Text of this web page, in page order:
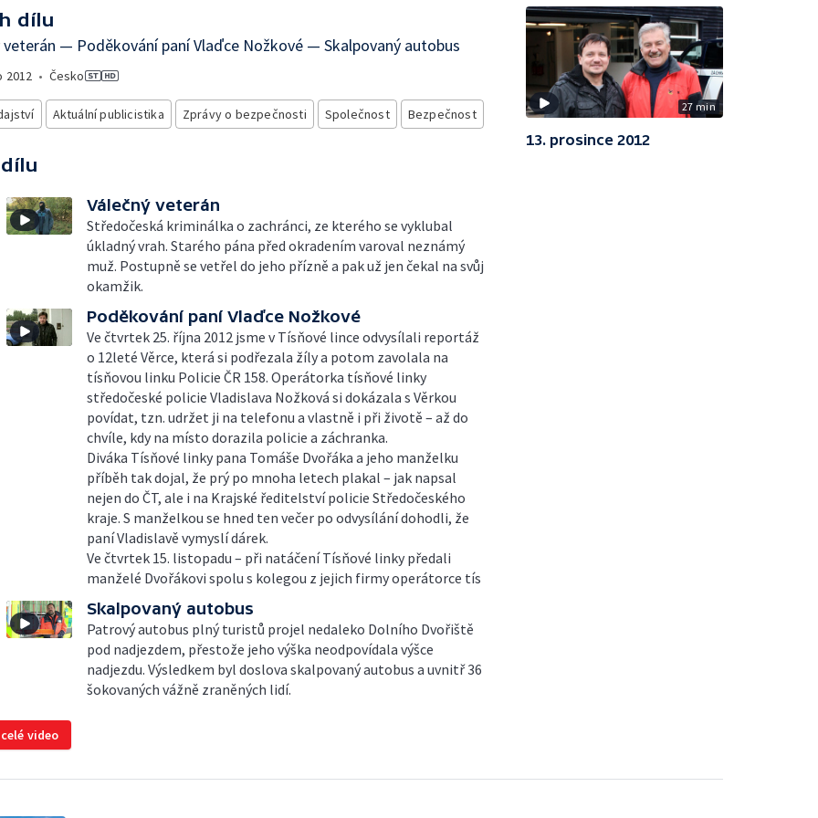
dílu
veterán — Poděkování paní Vlaďce Nožkové — Skalpovaný autobus
2012 • Česko
Aktuální publicistika Zprávy o bezpečnosti Společnost Bezpečnost
Válečný veterán
Středočeská kriminálka o zachránci, ze kterého se vyklubal
úkladný vrah. Starého pána před okradením varoval neznámý
muž. Postupně se vetřel do jeho přízně a pak už jen čekal na svůj
okamžik.
Poděkování paní Vlaďce Nožkové
Ve čtvrtek 25. října 2012 jsme v Tísňové lince odvysílali reportáž
o 12leté Věrce, která si podřezala žíly a potom zavolala na
tísňovou linku Policie ČR 158. Operátorka tísňové linky
středočeské policie Vladislava Nožková si dokázala s Věrkou
povídat, tzn. udržet ji na telefonu a vlastně i při životě – až do
chvíle, kdy na místo dorazila policie a záchranka.
Diváka Tísňové linky pana Tomáše Dvořáka a jeho manželku
příběh tak dojal, že prý po mnoha letech plakal – jak napsal
nejen do ČT, ale i na Krajské ředitelství policie Středočeského
kraje. S manželkou se hned ten večer po odvysílání dohodli, že
paní Vladislavě vymyslí dárek.
Ve čtvrtek 15. listopadu – při natáčení Tísňové linky předali
manželé Dvořákovi spolu s kolegou z jejich firmy operátorce tís
Skalpovaný autobus
Patrový autobus plný turistů projel nedaleko Dolního Dvořiště
pod nadjezdem, přestože jeho výška neodpovídala výšce
nadjezdu. Výsledkem byl doslova skalpovaný autobus a uvnitř 36
šokovaných vážně zraněných lidí.
video
27 min
13. prosince 2012